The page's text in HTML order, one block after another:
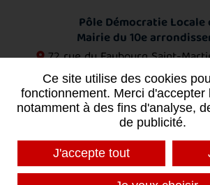
Pôle Démocratie Locale
Mairie du 10e
72 rue du Faubourg Saint-
01 53 72 11 53
Contact
MENTIONS LÉGALES
PLAN
Ce site utilise des cookies
fonctionnement. Merci d'accepter
notamment à des fins d'analyse,
de publicité.
J'accepte tout